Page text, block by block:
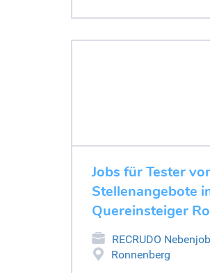
Jobs für Tester
Stellenangebote
Quereinsteiger
RECRUDO
Ronnenberg